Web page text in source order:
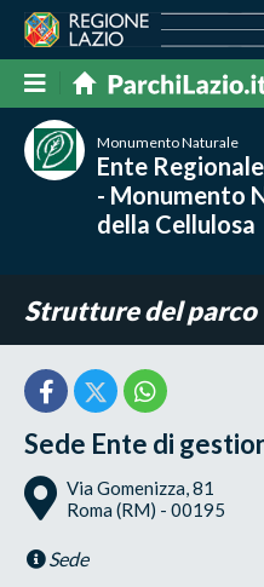
Monumento Naturale
Ente
- Monumento
della Cellulosa
Strutture del parco
Sede Ente di
Via Gomenizza, 81
Roma (RM) - 00195
Sede